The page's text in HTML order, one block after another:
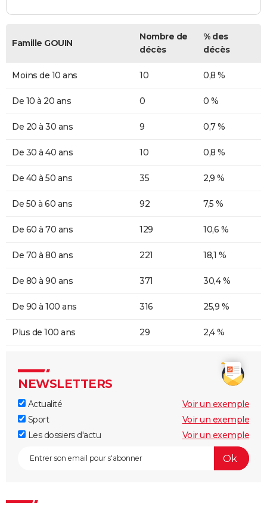
Famille GOUIN
Nombre de
décès
% des
décès
Moins de 10 ans 10 0,8 %
De 10 à 20 ans 0 0 %
De 20 à 30 ans 9 0,7 %
De 30 à 40 ans 10 0,8 %
De 40 à 50 ans 35 2,9 %
De 50 à 60 ans 92 7,5 %
De 60 à 70 ans 129 10,6 %
De 70 à 80 ans 221 18,1 %
De 80 à 90 ans 371 30,4 %
De 90 à 100 ans 316 25,9 %
Plus de 100 ans 29 2,4 %
NEWSLETTERS
Actualité
Voir un exemple
Sport
Voir un exemple
Les dossiers d'actu
Voir un exemple